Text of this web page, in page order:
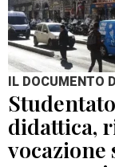
IL DOCUMENTO
didattica,
vocazione